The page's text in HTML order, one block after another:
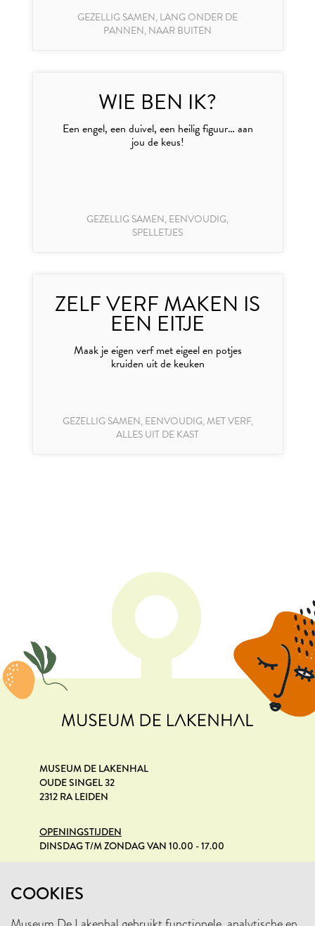
GEZELLIG SAMEN, LANG ONDER DE
PANNEN, NAAR BUITEN
WIE BEN IK?
Een engel, een duivel, een heilig figuur… aan
jou de keus!
GEZELLIG SAMEN, EENVOUDIG,
SPELLETJES
ZELF VERF MAKEN IS
EEN EITJE
Maak je eigen verf met eigeel en potjes
kruiden uit de keuken
GEZELLIG SAMEN, EENVOUDIG, MET VERF,
ALLES UIT DE KAST
COOKIES
MUSEUM DE LAKENHAL
OUDE SINGEL 32
2312 RA LEIDEN
OPENINGSTIJDEN
DINSDAG T/M ZONDAG VAN 10.00 - 17.00